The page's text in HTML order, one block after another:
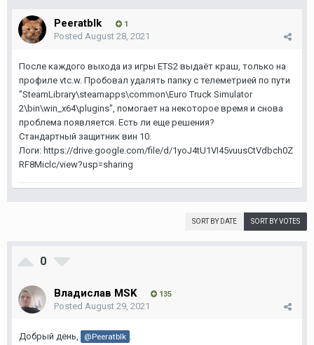
Peeratblk 1
Posted August 28, 2021
После каждого выхода из игры ETS2 выдаёт краш, только на
профиле vtc.w. Пробовал удалять папку с телеметрией по пути
"SteamLibrary\steamapps\common\Euro Truck Simulator
2\bin\win_x64\plugins", помогает на некоторое время и снова
проблема появляется. Есть ли еще решения?
Стандартный защитник вин 10.
Логи: https://drive.google.com/file/d/1yoJ4tU1VI45vuusCtVdbch0Z
RF8Miclc/view?usp=sharing
SORT BY VOTES
SORT BY DATE
0
Владислав MSK 135
Posted August 29, 2021
Добрый день, @Peeratblk .